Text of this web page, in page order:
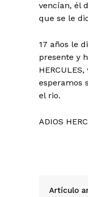
vencían, él
que se le
17 años le
presente y
esperamos
el rio.
ADIOS
Artículo